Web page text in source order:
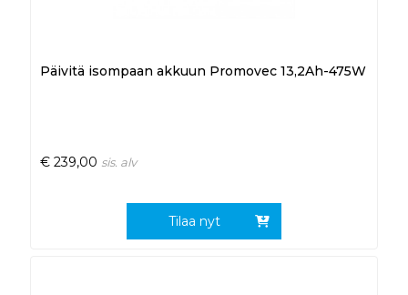
Päivitä isompaan akkuun Promovec 13,2Ah-475W
€ 239,00 sis. alv
Tilaa nyt